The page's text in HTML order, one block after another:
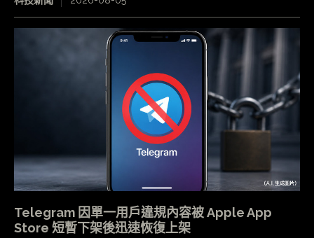
Telegram 因單一用戶違規內容被 Apple App
Store 短暫下架後迅速恢復上架